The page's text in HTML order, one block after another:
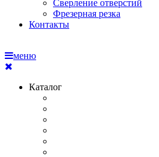
Сверление отверстий
Фрезерная резка
Контакты
меню
Каталог